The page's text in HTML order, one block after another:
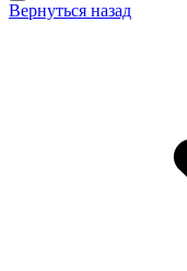
Вернуться назад